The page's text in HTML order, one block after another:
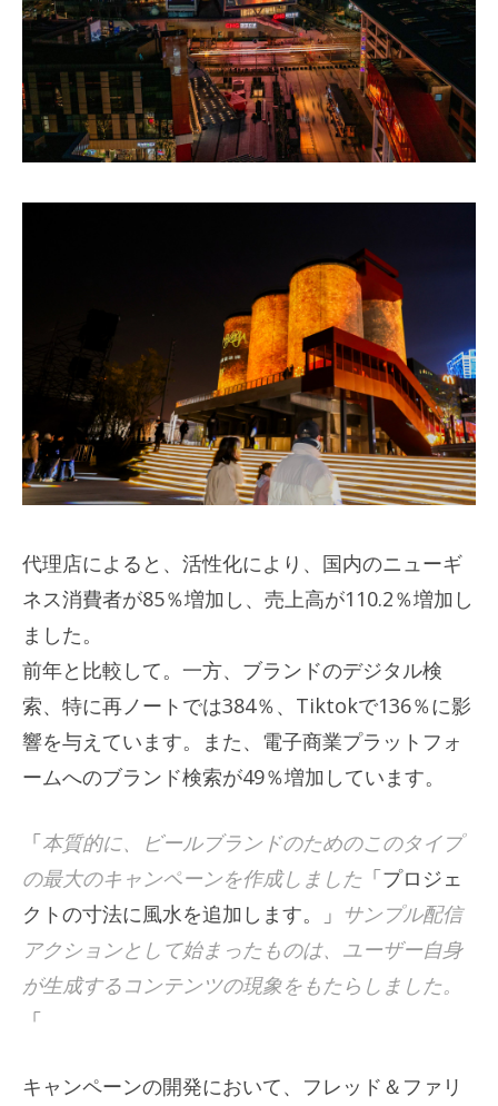
代理店によると、活性化により、国内のニューギ
ネス消費者が85％増加し、売上高が110.2％増加し
ました。
前年と比較して。一方、ブランドのデジタル検
索、特に再ノートでは384％、Tiktokで136％に影
響を与えています。また、電子商業プラットフォ
ームへのブランド検索が49％増加しています。
「本質的に、ビールブランドのためのこのタイプ
の最大のキャンペーンを作成しました 「プロジェ
クトの寸法に風水を追加します。」 サンプル配信
アクションとして始まったものは、ユーザー自身
が生成するコンテンツの現象をもたらしました。
「
キャンペーンの開発において、フレッド＆ファリ